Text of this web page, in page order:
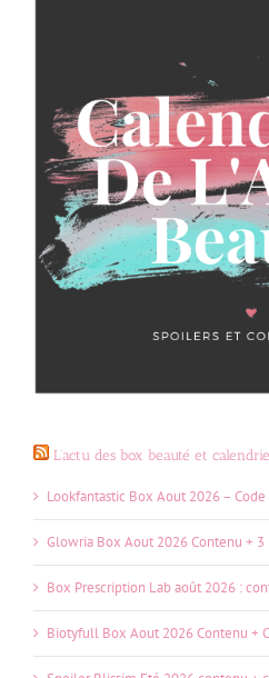
L’actu des box beauté et
Lookfantastic Box Aout 2026 –
Glowria Box Aout 2026 Contenu +
Box Prescription Lab août 2026 :
Biotyfull Box Aout 2026 Contenu +